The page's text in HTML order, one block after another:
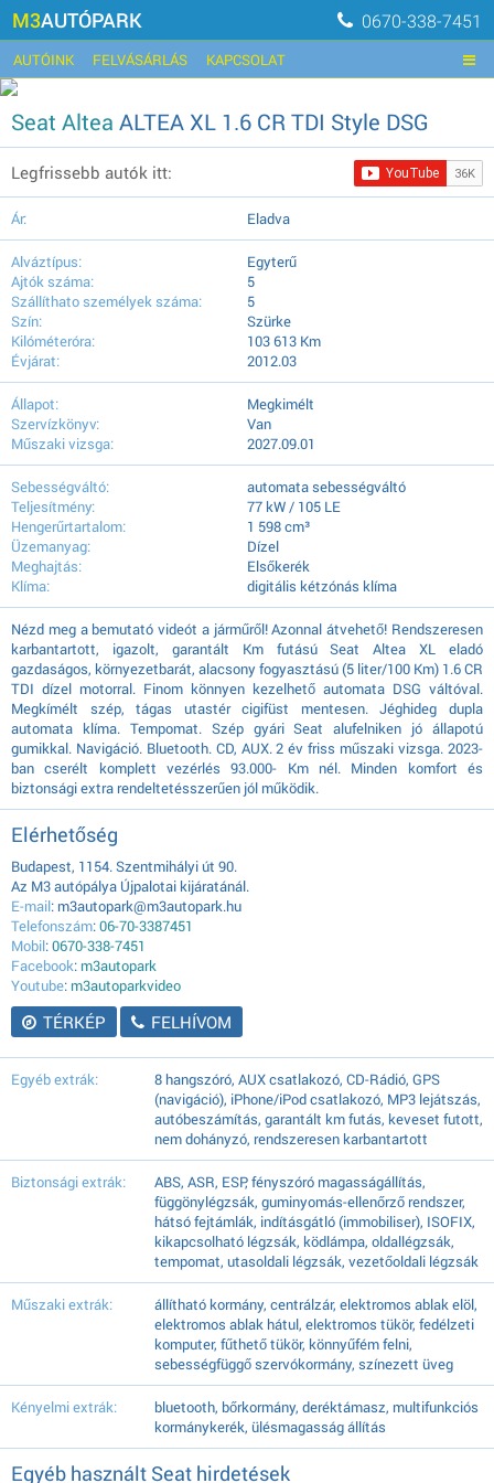
M3AUTÓPARK 0670-338-7451
AUTÓINK FELVÁSÁRLÁS KAPCSOLAT
Seat Altea ALTEA XL 1.6 CR TDI Style DSG
Legfrissebb autók itt:
Ár: Eladva
Alváztípus:
Egyterű
Ajtók száma:
5
Szállíthato személyek száma:
5
Szín:
Szürke
Kilóméteróra:
103 613 Km
Évjárat:
2012.03
Állapot:
Megkimélt
Szervízkönyv:
Van
Műszaki vizsga:
2027.09.01
Sebességváltó:
automata sebességváltó
Teljesítmény:
77 kW / 105 LE
Hengerűrtartalom:
1 598 cm³
Üzemanyag:
Dízel
Meghajtás:
Elsőkerék
Klíma:
digitális kétzónás klíma
Nézd meg a bemutató videót a járműről! Azonnal átvehető! Rendszeresen
karbantartott, igazolt, garantált Km futású Seat Altea XL eladó
gazdaságos, környezetbarát, alacsony fogyasztású (5 liter/100 Km) 1.6 CR
TDI dízel motorral. Finom könnyen kezelhető automata DSG váltóval.
Megkímélt szép, tágas utastér cigifüst mentesen. Jéghideg dupla
automata klíma. Tempomat. Szép gyári Seat alufelniken jó állapotú
gumikkal. Navigáció. Bluetooth. CD, AUX. 2 év friss műszaki vizsga. 2023-
ban cserélt komplett vezérlés 93.000- Km nél. Minden komfort és
biztonsági extra rendeltetésszerűen jól működik.
Elérhetőség
Budapest, 1154. Szentmihályi út 90.
Az M3 autópálya Újpalotai kijáratánál.
E-mail: m3autopark@m3autopark.hu
Telefonszám:06-70-3387451
Mobil:0670-338-7451
Facebook: m3autopark
Youtube: m3autoparkvideo
TÉRKÉP FELHÍVOM
Egyéb extrák:
8 hangszóró, AUX csatlakozó, CD-Rádió, GPS
(navigáció), iPhone/iPod csatlakozó, MP3 lejátszás,
autóbeszámítás, garantált km futás, keveset futott,
nem dohányzó, rendszeresen karbantartott
Biztonsági extrák:
ABS, ASR, ESP, fényszóró magasságállítás,
függönylégzsák, guminyomás-ellenőrző rendszer,
hátsó fejtámlák, indításgátló (immobiliser), ISOFIX,
kikapcsolható légzsák, ködlámpa, oldallégzsák,
tempomat, utasoldali légzsák, vezetőoldali légzsák
Műszaki extrák:
állítható kormány, centrálzár, elektromos ablak elöl,
elektromos ablak hátul, elektromos tükör, fedélzeti
komputer, fűthető tükör, könnyűfém felni,
sebességfüggő szervókormány, színezett üveg
Kényelmi extrák:
bluetooth, bőrkormány, deréktámasz, multifunkciós
kormánykerék, ülésmagasság állítás
Egyéb használt Seat hirdetések